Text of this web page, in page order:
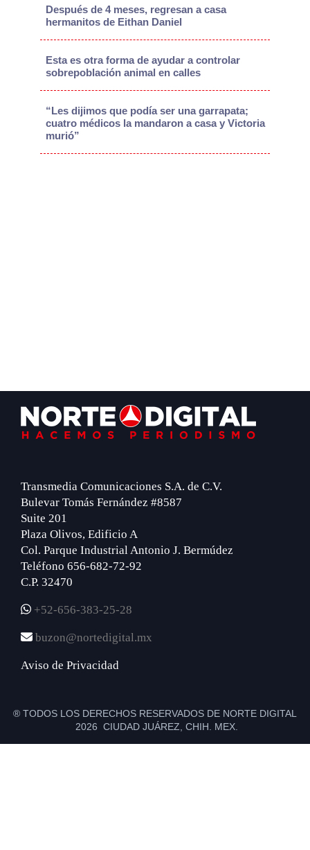
Después de 4 meses, regresan a casa
hermanitos de Eithan Daniel
Esta es otra forma de ayudar a controlar
sobrepoblación animal en calles
“Les dijimos que podía ser una garrapata;
cuatro médicos la mandaron a casa y Victoria
murió”
Footer
Transmedia Comunicaciones S.A. de C.V.
Bulevar Tomás Fernández #8587
Suite 201
Plaza Olivos, Edificio A
Col. Parque Industrial Antonio J. Bermúdez
Teléfono 656-682-72-92
C.P. 32470
+52-656-383-25-28
buzon@nortedigital.mx
Aviso de Privacidad
® TODOS LOS DERECHOS RESERVADOS DE NORTE DIGITAL
2026 CIUDAD JUÁREZ, CHIH. MEX.